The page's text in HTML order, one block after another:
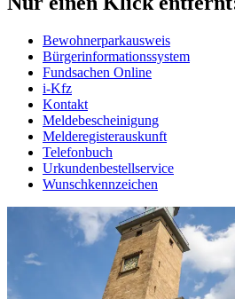
Bewohnerparkausweis
Bürgerinformationssystem
Fundsachen Online
i-Kfz
Kontakt
Meldebescheinigung
Melderegisterauskunft
Telefonbuch
Urkundenbestellservice
Wunschkennzeichen